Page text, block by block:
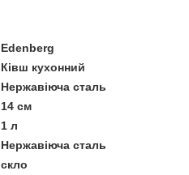
Edenberg
Ківш кухонний
Нержавіюча сталь
14 см
1 л
Нержавіюча сталь
скло